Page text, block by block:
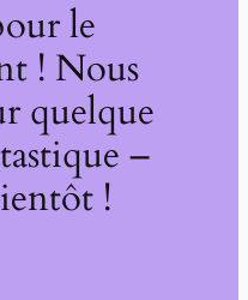
le
! Nous
quelque
–
!